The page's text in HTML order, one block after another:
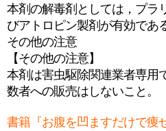
本剤の解毒剤としては，プラ
びアトロピン製剤が有効であ
その他の注意
【その他の注意】
本剤は害虫駆除関連業者専用
数者への販売はしないこと。
書籍『お腹を凹ますだけで痩